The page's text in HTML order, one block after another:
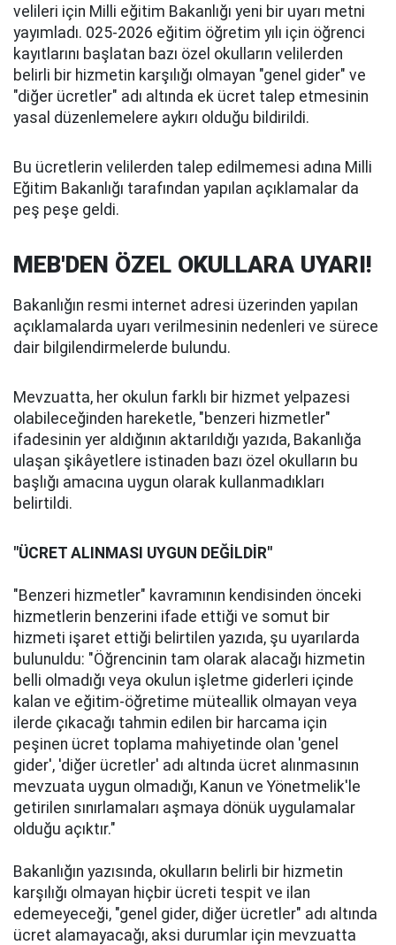
velileri için Milli eğitim Bakanlığı yeni bir uyarı metni
yayımladı. 025-2026 eğitim öğretim yılı için öğrenci
kayıtlarını başlatan bazı özel okulların velilerden
belirli bir hizmetin karşılığı olmayan "genel gider" ve
"diğer ücretler" adı altında ek ücret talep etmesinin
yasal düzenlemelere aykırı olduğu bildirildi.
Bu ücretlerin velilerden talep edilmemesi adına Milli
Eğitim Bakanlığı tarafından yapılan açıklamalar da
peş peşe geldi.
MEB'DEN ÖZEL OKULLARA UYARI!
Bakanlığın resmi internet adresi üzerinden yapılan
açıklamalarda uyarı verilmesinin nedenleri ve sürece
dair bilgilendirmelerde bulundu.
Mevzuatta, her okulun farklı bir hizmet yelpazesi
olabileceğinden hareketle, "benzeri hizmetler"
ifadesinin yer aldığının aktarıldığı yazıda, Bakanlığa
ulaşan şikâyetlere istinaden bazı özel okulların bu
başlığı amacına uygun olarak kullanmadıkları
belirtildi.
"ÜCRET ALINMASI UYGUN DEĞİLDİR"
"Benzeri hizmetler" kavramının kendisinden önceki
hizmetlerin benzerini ifade ettiği ve somut bir
hizmeti işaret ettiği belirtilen yazıda, şu uyarılarda
bulunuldu: "Öğrencinin tam olarak alacağı hizmetin
belli olmadığı veya okulun işletme giderleri içinde
kalan ve eğitim-öğretime müteallik olmayan veya
ilerde çıkacağı tahmin edilen bir harcama için
peşinen ücret toplama mahiyetinde olan 'genel
gider', 'diğer ücretler' adı altında ücret alınmasının
mevzuata uygun olmadığı, Kanun ve Yönetmelik'le
getirilen sınırlamaları aşmaya dönük uygulamalar
olduğu açıktır."
Bakanlığın yazısında, okulların belirli bir hizmetin
karşılığı olmayan hiçbir ücreti tespit ve ilan
edemeyeceği, "genel gider, diğer ücretler" adı altında
ücret alamayacağı, aksi durumlar için mevzuatta